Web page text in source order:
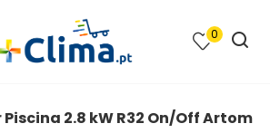
0
2.8 kW R32 On/Off Artom